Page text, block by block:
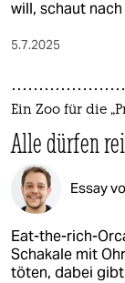
will, schaut
5.7.2025
Ein Zoo für die
Alle dürfen
Essay
Eat-the-rich-
Schakale mit
töten, dabei